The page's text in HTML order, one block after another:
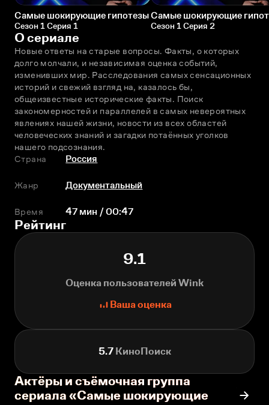
Самые шокирующие гипотезы
Сезон 1 Серия 1
Самые шокирующие
Сезон 1 Серия 2
О сериале
Новые ответы на старые вопросы. Факты, о которых
долго молчали, и независимая оценка событий,
изменивших мир. Расследования самых сенсационных
историй и свежий взгляд на, казалось бы,
общеизвестные исторические факты. Поиск
закономерностей и параллелей в самых невероятных
явлениях нашей жизни, новости из всех областей
человеческих знаний и загадки потаённых уголков
нашего подсознания.
Страна
Россия
Жанр Документальный
Время 47 мин / 00:47
Рейтинг
9.1
Оценка пользователей Wink
Ваша оценка
5.7КиноПоиск
Актёры и съёмочная группа
сериала «Самые шокирующие